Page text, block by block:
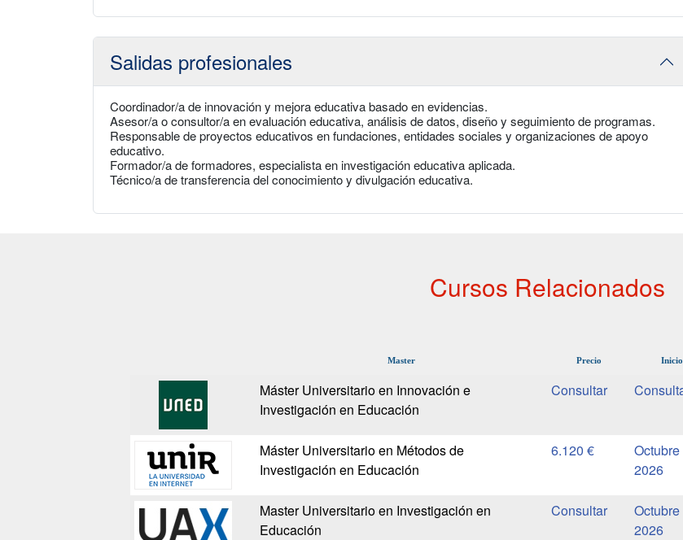
Salidas profesionales
Coordinador/a de innovación y mejora educativa basado en evidencias.
Asesor/a o consultor/a en evaluación educativa, análisis de datos, diseño y seguimiento de programas.
Responsable de proyectos educativos en fundaciones, entidades sociales y organizaciones de apoyo
educativo.
Formador/a de formadores, especialista en investigación educativa aplicada.
Técnico/a de transferencia del conocimiento y divulgación educativa.
Cursos Relacionados
Master Precio Inicio
Máster Universitario en Innovación e
Investigación en Educación
Máster Universitario en Métodos de
Investigación en Educación
6.120 €
Octubre
2026
Master Universitario en Investigación en
Educación
Octubre
2026